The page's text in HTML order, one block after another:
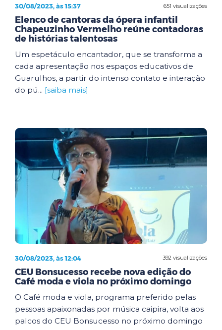
651 visualizações
30/08/2023, às 15:37
Elenco de cantoras da ópera infantil
Chapeuzinho Vermelho reúne contadoras
de histórias talentosas
Um espetáculo encantador, que se transforma a
cada apresentação nos espaços educativos de
Guarulhos, a partir do intenso contato e interação
do pú... [saiba mais]
392 visualizações
30/08/2023, às 12:04
CEU Bonsucesso recebe nova edição do
Café moda e viola no próximo domingo
O Café moda e viola, programa preferido pelas
pessoas apaixonadas por música caipira, volta aos
palcos do CEU Bonsucesso no próximo domingo